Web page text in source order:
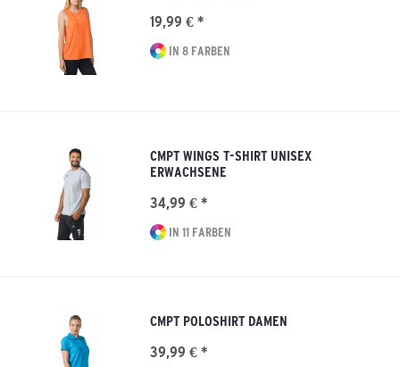
19,99 € *
IN 8 FARBEN
CMPT WINGS T-SHIRT UNISEX
ERWACHSENE
34,99 € *
IN 11 FARBEN
CMPT POLOSHIRT DAMEN
39,99 € *